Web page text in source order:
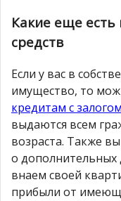
Какие еще есть
средств
Если у вас в
имущество, то
кредитам с
выдаются всем
возраста. Также
о дополнительных
внаем своей
прибыли от